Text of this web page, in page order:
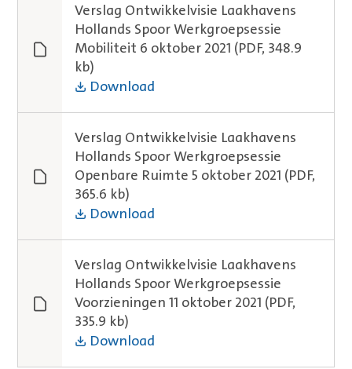
Verslag Ontwikkelvisie Laakhavens
Hollands Spoor Werkgroepsessie
Mobiliteit 6 oktober 2021 (PDF, 348.9
kb)
Download
Verslag Ontwikkelvisie Laakhavens
Hollands Spoor Werkgroepsessie
Openbare Ruimte 5 oktober 2021 (PDF,
365.6 kb)
Download
Verslag Ontwikkelvisie Laakhavens
Hollands Spoor Werkgroepsessie
Voorzieningen 11 oktober 2021 (PDF,
335.9 kb)
Download